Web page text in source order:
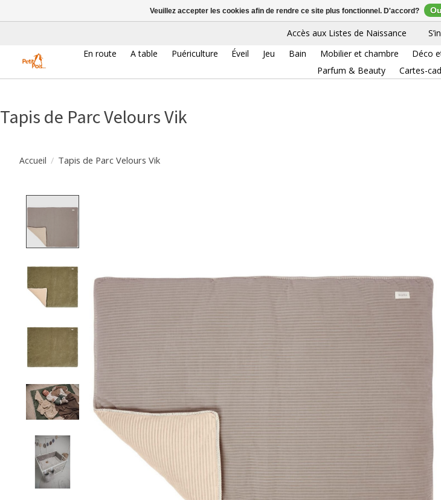
Accès aux Listes de Naissance
En route
A table Puériculture Éveil Jeu Bain Mobilier et chambre Déco
Parfum & Beauty
Cartes-
Tapis de Parc Velours Vik
Accueil / Tapis de Parc Velours Vik
Veuillez accepter les cookies afin de rendre ce site plus fonctionnel. D'accord?